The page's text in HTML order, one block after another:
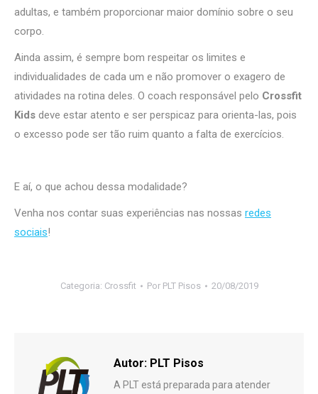
adultas, e também proporcionar maior domínio sobre o seu
corpo.
Ainda assim, é sempre bom respeitar os limites e
individualidades de cada um e não promover o exagero de
atividades na rotina deles. O coach responsável pelo Crossfit
Kids deve estar atento e ser perspicaz para orienta-las, pois
o excesso pode ser tão ruim quanto a falta de exercícios.
E aí, o que achou dessa modalidade?
Venha nos contar suas experiências nas nossas redes
sociais!
Categoria: Crossfit Por PLT Pisos 20/08/2019
Autor: PLT Pisos
A PLT está preparada para atender